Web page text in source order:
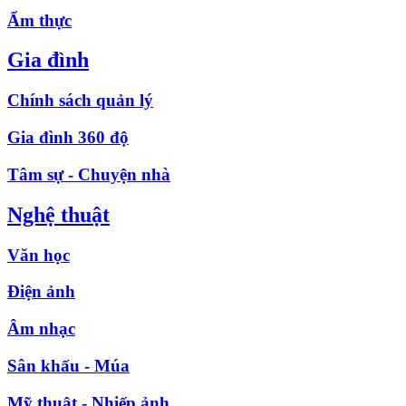
Ẩm thực
Gia đình
Chính sách quản lý
Gia đình 360 độ
Tâm sự - Chuyện nhà
Nghệ thuật
Văn học
Điện ảnh
Âm nhạc
Sân khấu - Múa